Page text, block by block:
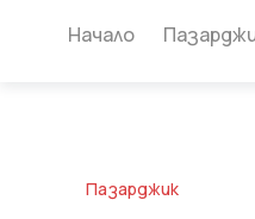
Начало
Пазарджик